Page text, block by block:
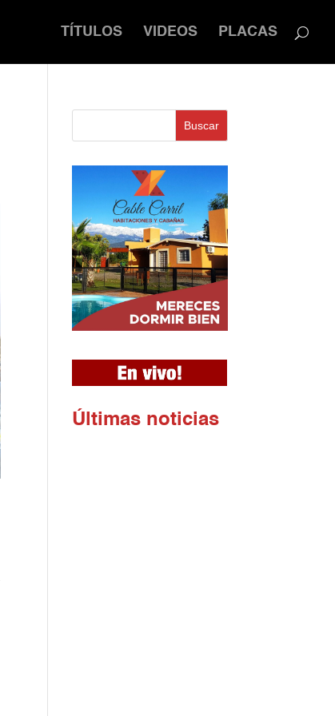
TÍTULOS VIDEOS PLACAS
Buscar
Últimas noticias